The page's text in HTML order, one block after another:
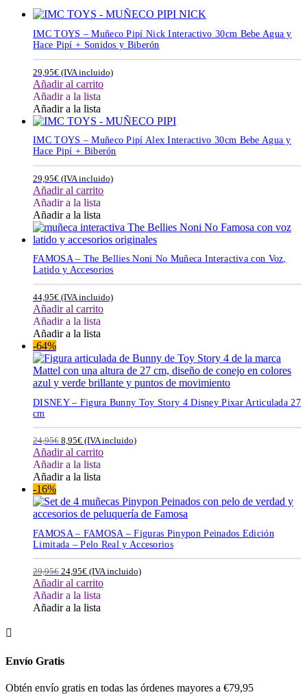
IMC TOYS – Muñeco Pipí Nick Interactivo 30cm Bebe Agua y
Hace Pipí + Sonidos y Biberón
29,95€ (IVA incluido)
Añadir al carrito
Añadir a la lista
Añadir a la lista
IMC TOYS – Muñeco Pipí Alex Interactivo 30cm Bebe Agua y
Hace Pipí + Biberón
29,95€ (IVA incluido)
Añadir al carrito
Añadir a la lista
Añadir a la lista
FAMOSA – The Bellies Noni No Muñeca Interactiva con Voz,
Latido y Accesorios
44,95€ (IVA incluido)
Añadir al carrito
Añadir a la lista
Añadir a la lista
-64%
DISNEY – Figura Bunny Toy Story 4 Disney Pixar Articulada 27
cm
24,95€ 8,95€ (IVA incluido)
Añadir al carrito
Añadir a la lista
Añadir a la lista
-16%
FAMOSA – FAMOSA – Figuras Pinypon Peinados Edición
Limitada – Pelo Real y Accesorios
29,95€ 24,95€ (IVA incluido)
Añadir al carrito
Añadir a la lista
Añadir a la lista

Envío Gratis
Obtén envío gratis en todas las órdenes mayores a €79,95